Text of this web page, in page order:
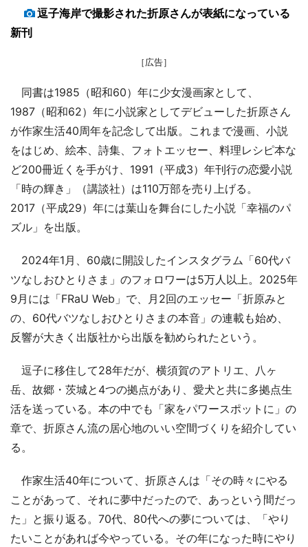
逗子海岸で撮影された折原さんが表紙になっている
新刊
［広告］
同書は1985（昭和60）年に少女漫画家として、
1987（昭和62）年に小説家としてデビューした折原さん
が作家生活40周年を記念して出版。これまで漫画、小説
をはじめ、絵本、詩集、フォトエッセー、料理レシピ本な
ど200冊近くを手がけ、1991（平成3）年刊行の恋愛小説
「時の輝き」（講談社）は110万部を売り上げる。
2017（平成29）年には葉山を舞台にした小説「幸福のパ
ズル」を出版。
2024年1月、60歳に開設したインスタグラム「60代バ
ツなしおひとりさま」のフォロワーは5万人以上。2025年
9月には「FRaU Web」で、月2回のエッセー「折原みと
の、60代バツなしおひとりさまの本音」の連載も始め、
反響が大きく出版社から出版を勧められたという。
逗子に移住して28年だが、横須賀のアトリエ、八ヶ
岳、故郷・茨城と4つの拠点があり、愛犬と共に多拠点生
活を送っている。本の中でも「家をパワースポットに」の
章で、折原さん流の居心地のいい空間づくりを紹介してい
る。
作家生活40年について、折原さんは「その時々にやる
ことがあって、それに夢中だったので、あっという間だっ
た」と振り返る。70代、80代への夢については、「やり
たいことがあれば今やっている。その年になった時にやり